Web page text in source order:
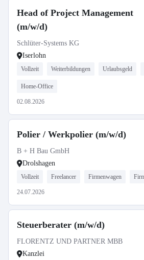
Head of Project Management
(m/w/d)
Schlüter-Systems KG
Iserlohn
Vollzeit Weiterbildungen Urlaubsgeld
Home-Office
02.08.2026
Polier / Werkpolier (m/w/d)
B + H Bau GmbH
Drolshagen
Vollzeit Freelancer Firmenwagen
24.07.2026
Steuerberater (m/w/d)
FLORENTZ UND PARTNER MBB
Kanzlei